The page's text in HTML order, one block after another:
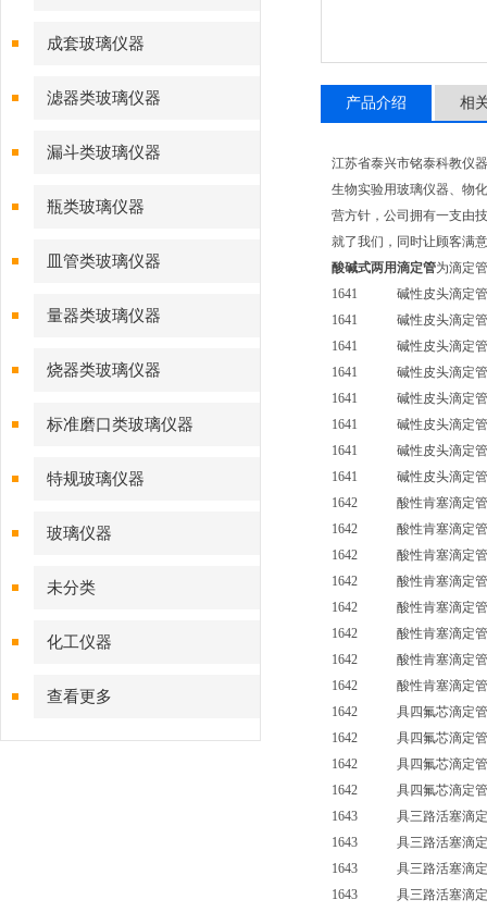
成套玻璃仪器
滤器类玻璃仪器
漏斗类玻璃仪器
瓶类玻璃仪器
皿管类玻璃仪器
量器类玻璃仪器
烧器类玻璃仪器
标准磨口类玻璃仪器
特规玻璃仪器
玻璃仪器
未分类
化工仪器
查看更多
产品介绍 相
江苏省泰兴市铭泰科教仪
生物实验用玻璃仪器、物
营方针，公司拥有一支由
就了我们，同时让顾客满
酸碱式两用滴定管为滴定
1641 碱性皮头滴定
1641 碱性皮头滴定
1641 碱性皮头滴定
1641 碱性皮头滴定
1641 碱性皮头滴定
1641 碱性皮头滴定
1641 碱性皮头滴定
1641 碱性皮头滴定
1642 酸性肯塞滴定
1642 酸性肯塞滴定
1642 酸性肯塞滴定
1642 酸性肯塞滴定
1642 酸性肯塞滴定
1642 酸性肯塞滴定
1642 酸性肯塞滴定
1642 酸性肯塞滴定
1642 具四氟芯滴
1642 具四氟芯滴
1642 具四氟芯滴
1642 具四氟芯滴
1643 具三路活塞滴定
1643 具三路活塞滴定
1643 具三路活塞滴定
1643 具三路活塞滴定